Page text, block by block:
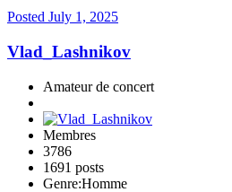
Posted July 1, 2025
Vlad_Lashnikov
Amateur de concert
Membres
3786
1691 posts
Genre:Homme